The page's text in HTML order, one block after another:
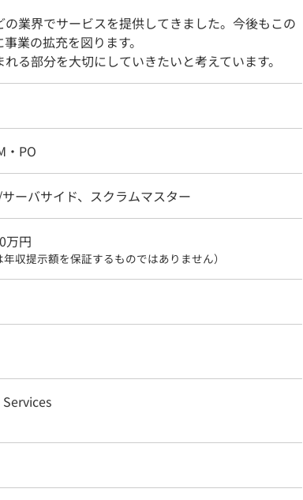
業界でサービスを提供してきました。今後もこの
業の拡充を図ります。
る部分を大切にしていきたいと考えています。
・PO
ーバサイド、スクラムマスター
万円
年収提示額を保証するものではありません）